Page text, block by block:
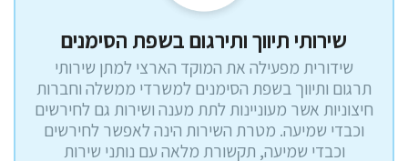
שירותי תיווך ותירגום בשפת הסימנים
שידורית מפעילה את המוקד הארצי למתן שירותי
תרגום ותיווך בשפת הסימנים למשרדי ממשלה וחברות
חיצוניות אשר מעוניינות לתת מענה ושירות גם לחירשים
וכבדי שמיעה. מטרת השירות הינה לאפשר לחירשים
וכבדי שמיעה, תקשורת מלאה עם נותני שירות